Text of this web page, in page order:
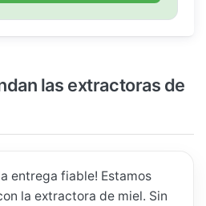
las extractoras de
entrega fiable! Estamos
la extractora de miel. Sin